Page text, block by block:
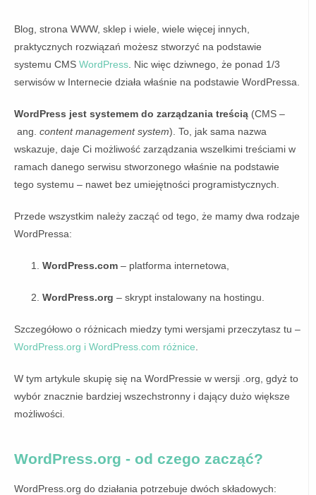
Blog, strona WWW, sklep i wiele, wiele więcej innych,
praktycznych rozwiązań możesz stworzyć na podstawie
systemu CMS WordPress . Nic więc dziwnego, że ponad 1/3
serwisów w Internecie działa właśnie na podstawie WordPressa.
WordPress jest systemem do zarządzania treścią (CMS –
ang. content management system). To, jak sama nazwa
wskazuje, daje Ci możliwość zarządzania wszelkimi treściami w
ramach danego serwisu stworzonego właśnie na podstawie
tego systemu – nawet bez umiejętności programistycznych.
Przede wszystkim należy zacząć od tego, że mamy dwa rodzaje
WordPressa:
WordPress.com – platforma internetowa,
WordPress.org – skrypt instalowany na hostingu.
Szczegółowo o różnicach miedzy tymi wersjami przeczytasz tu –
WordPress.org i WordPress.com różnice
W tym artykule skupię się na WordPressie w wersji .org, gdyż to
wybór znacznie bardziej wszechstronny i dający dużo większe
możliwości.
WordPress.org - od czego zacząć?
WordPress.org do działania potrzebuje dwóch składowych: